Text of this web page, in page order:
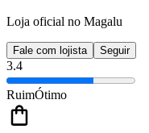
Loja oficial no Magalu
Fale com lojista Seguir
3.4
RuimÓtimo